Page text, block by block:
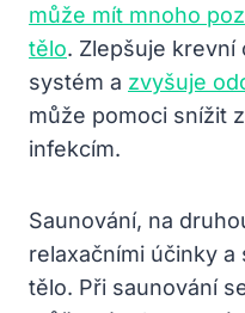
může mít mnoho
tělo. Zlepšuje krevní
systém a zvyšuje
může pomoci snížit
infekcím.
Saunování, na
relaxačními účinky
tělo. Při saunování